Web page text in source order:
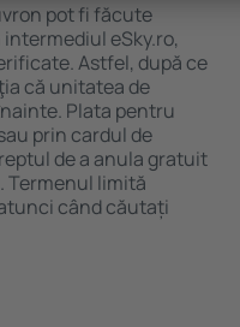
pot fi făcute
eSky.ro,
Astfel, după ce
că unitatea de
Plata pentru
prin cardul de
de a anula gratuit
Termenul limită
când căutați